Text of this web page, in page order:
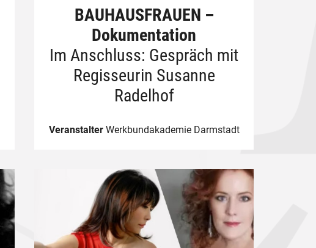
BAUHAUSFRAUEN –
Dokumentation
Im Anschluss: Gespräch mit
Regisseurin Susanne
Radelhof
VeranstalterWerkbundakademie Darmstadt